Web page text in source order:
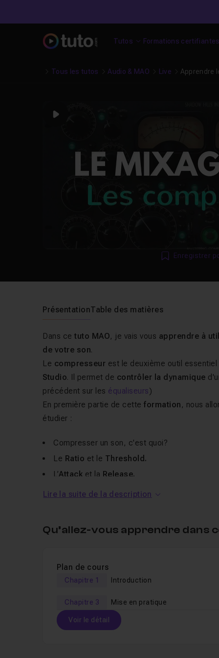
Tutos Formations certifiantes
Tous les tutos Audio & MAO Live Apprendre
Play
Enregistrer
PrésentationTable des matières
Dans ce tuto MAO, je vais vous apprendre à
de votre son.
Le compresseur est le deuxième outil essentiel
Studio. Il permet de contrôler la dynamique
précédent sur les équaliseurs)
En première partie de cetteformation , nous
étudier :
Compresser un son, c'est quoi?
Le Ratio et le Threshold.
L’Attack et la Release.
La deuxième partie sera consacrée à de
Compresser une
Compresser un pad.
Ce tutoriel de niveau
loops, Pro Tools... et j'en passe. Cependant,
Lire la suite de la description
Qu’allez-vous apprendre dans
Plan de cours
Chapitre 1 Introduction
Chapitre 3 Mise en pratique
Voir le détail